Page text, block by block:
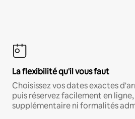
La flexibilité qu'il vous faut
Choisissez vos dates exactes
puis réservez facilement en
supplémentaire ni formalités